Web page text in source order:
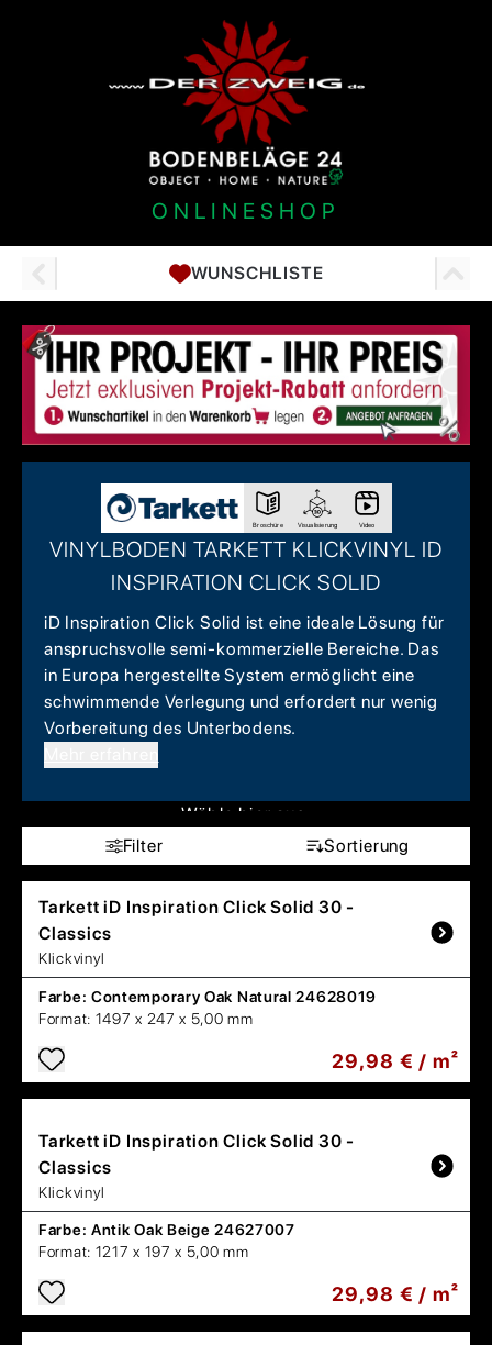
ONLINESHOP
WUNSCHLISTE
Broschüre Visualisierung Video
VINYLBODEN TARKETT KLICKVINYL ID
INSPIRATION CLICK SOLID
iD Inspiration Click Solid ist eine ideale Lösung für
anspruchsvolle semi-kommerzielle Bereiche. Das
in Europa hergestellte System ermöglicht eine
schwimmende Verlegung und erfordert nur wenig
Vorbereitung des Unterbodens.
Wähle hier aus:
Filter
Sortierung
Tarkett iD Inspiration Click Solid 30 -
Classics
Klickvinyl
Farbe: Contemporary Oak Natural 24628019
Format: 1497 x 247 x 5,00 mm
29,98 € / m²
Tarkett iD Inspiration Click Solid 30 -
Classics
Klickvinyl
Farbe: Antik Oak Beige 24627007
Format: 1217 x 197 x 5,00 mm
29,98 € / m²